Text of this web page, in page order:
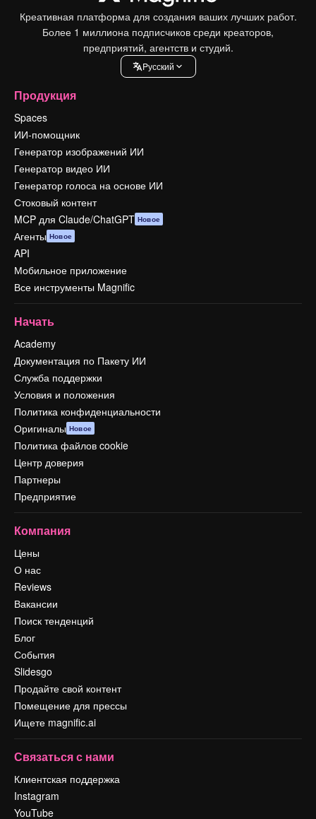
Креативная платформа для создания ваших лучших работ.
Более 1 миллиона подписчиков среди креаторов,
предприятий, агентств и студий.
Pусский
Продукция
Spaces
ИИ-помощник
Генератор изображений ИИ
Генератор видео ИИ
Генератор голоса на основе ИИ
Стоковый контент
MCP для Claude/ChatGPT Новое
Агенты Новое
API
Мобильное приложение
Все инструменты Magnific
Начать
Academy
Документация по Пакету ИИ
Служба поддержки
Условия и положения
Политика конфиденциальности
Оригиналы Новое
Политика файлов cookie
Центр доверия
Партнеры
Предприятие
Компания
Цены
О нас
Reviews
Вакансии
Поиск тенденций
Блог
События
Slidesgo
Продайте свой контент
Помещение для прессы
Ищете magnific.ai
Связаться с нами
Клиентская поддержка
Instagram
YouTube